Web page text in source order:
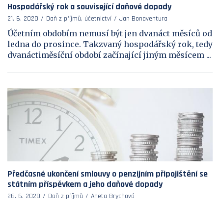
Hospodářský rok a související daňové dopady
21. 6. 2020 Daň z příjmů, účetnictví Jan Bonaventura
Účetním obdobím nemusí být jen dvanáct měsíců od
ledna do prosince. Takzvaný hospodářský rok, tedy
dvanáctiměsíční období začínající jiným měsícem ...
Předčasné ukončení smlouvy o penzijním připojištění se
státním příspěvkem a jeho daňové dopady
26. 6. 2020 Daň z příjmů Aneta Brychová